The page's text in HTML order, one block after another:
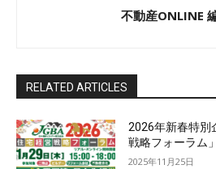
不動産ONLINE
RELATED ARTICLES
2026年新春特別
戦略フォーラム
2025年11月25日